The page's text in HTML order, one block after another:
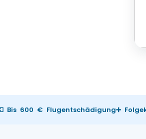
Bis 600 € Flugentschädigung➕